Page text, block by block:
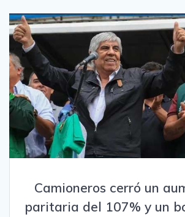
Camioneros cerró un
paritaria del 107% y un